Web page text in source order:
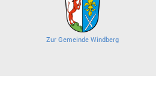
Zur Gemeinde Windberg